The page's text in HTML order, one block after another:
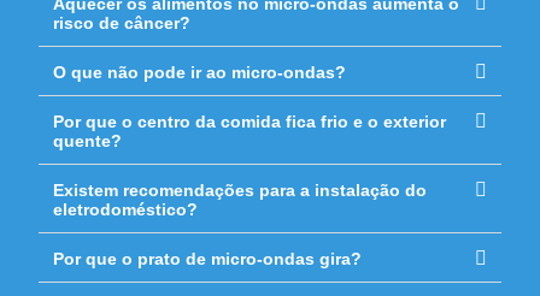
risco de câncer?
O que não pode ir ao micro-ondas?
Por que o centro da comida fica frio e o exterior
quente?
Existem recomendações para a instalação do
eletrodoméstico?
Por que o prato de micro-ondas gira?